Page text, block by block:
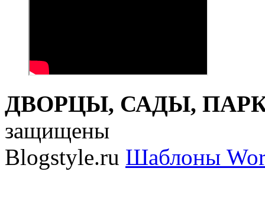
ДВОРЦЫ, САДЫ,
защищены
Blogstyle.ru Шаблоны